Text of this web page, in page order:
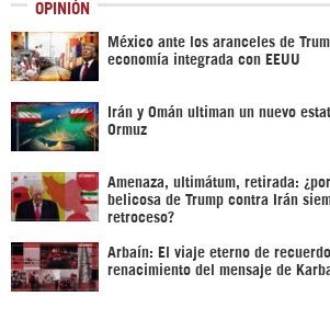
OPINIÓN
México ante los aranceles de
economía integrada con EEUU
Irán y Omán ultiman un nuevo
Ormuz
Amenaza, ultimátum, retirada:
belicosa de Trump contra Irán
retroceso?
Arbaín: El viaje eterno de
renacimiento del mensaje de